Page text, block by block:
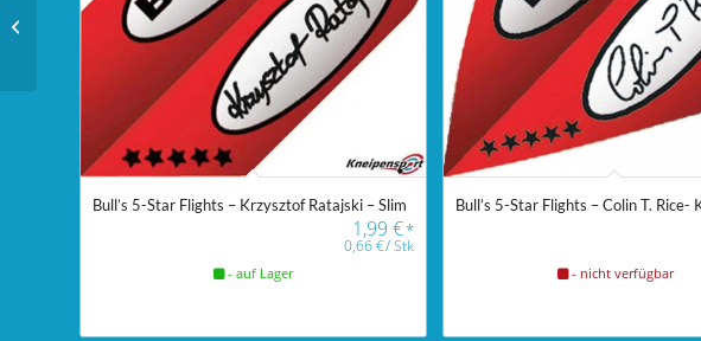
Bull’s 5-Star Flights – Krzysztof Ratajski – Slim
1,99€*
0,66€/Stk
- auf Lager
Bull’s 5-Star Flights – Colin T. Rice-
- nicht verfügbar
Unicorn Dartstand Tri-